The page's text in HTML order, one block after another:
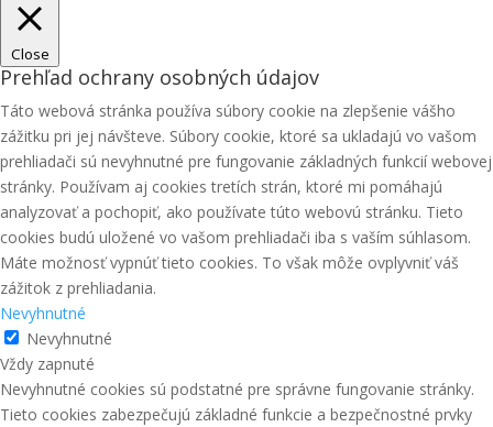
Close
Prehľad ochrany osobných údajov
Táto webová stránka používa súbory cookie na zlepšenie vášho
zážitku pri jej návšteve. Súbory cookie, ktoré sa ukladajú vo vašom
prehliadači sú nevyhnutné pre fungovanie základných funkcií webovej
stránky. Používam aj cookies tretích strán, ktoré mi pomáhajú
analyzovať a pochopiť, ako používate túto webovú stránku. Tieto
cookies budú uložené vo vašom prehliadači iba s vaším súhlasom.
Máte možnosť vypnúť tieto cookies. To však môže ovplyvniť váš
zážitok z prehliadania.
Nevyhnutné
Nevyhnutné
Vždy zapnuté
Nevyhnutné cookies sú podstatné pre správne fungovanie stránky.
Tieto cookies zabezpečujú základné funkcie a bezpečnostné prvky